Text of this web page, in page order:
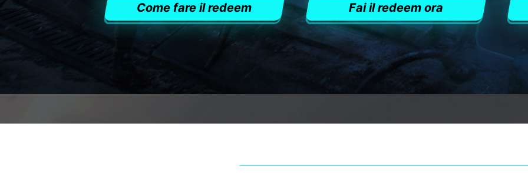
Come fare il redeem Fai il redeem ora